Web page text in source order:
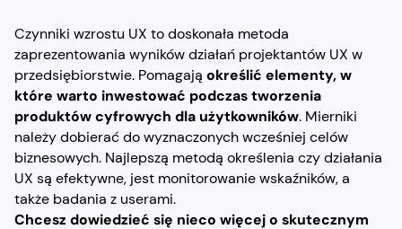
Czynniki wzrostu UX to doskonała metoda
zaprezentowania wyników działań projektantów UX w
przedsiębiorstwie. Pomagają określić elementy, w
które warto inwestować podczas tworzenia
produktów cyfrowych dla użytkowników. Mierniki
należy dobierać do wyznaczonych wcześniej celów
biznesowych. Najlepszą metodą określenia czy działania
UX są efektywne, jest monitorowanie wskaźników, a
także badania z userami.
Chcesz dowiedzieć się nieco więcej o skutecznym